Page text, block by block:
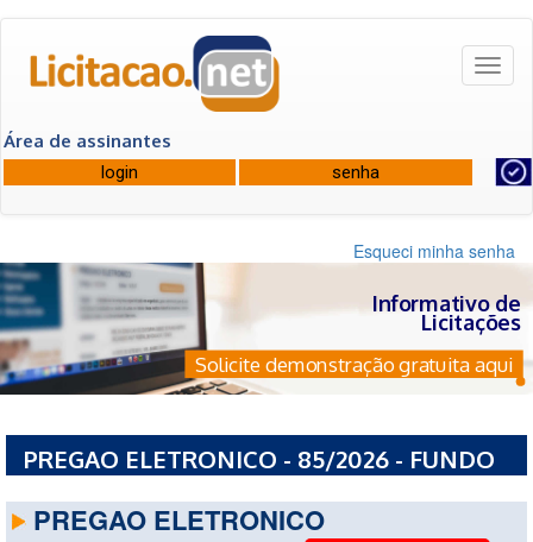
Área de assinantes
Esqueci minha senha
Informativo de
Licitações
Solicite demonstração gratuita aqui
PREGAO ELETRONICO - 85/2026 - FUNDO
PREGAO ELETRONICO